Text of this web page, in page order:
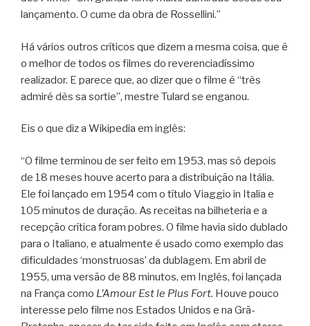
lançamento. O cume da obra de Rossellini.”
Há vários outros críticos que dizem a mesma coisa, que é
o melhor de todos os filmes do reverenciadíssimo
realizador. E parece que, ao dizer que o filme é “très
admiré dès sa sortie”, mestre Tulard se enganou.
Eis o que diz a Wikipedia em inglês:
“O filme terminou de ser feito em 1953, mas só depois
de 18 meses houve acerto para a distribuição na Itália.
Ele foi lançado em 1954 com o título Viaggio in Italia e
105 minutos de duração. As receitas na bilheteria e a
recepção crítica foram pobres. O filme havia sido dublado
para o Italiano, e atualmente é usado como exemplo das
dificuldades ‘monstruosas’ da dublagem. Em abril de
1955, uma versão de 88 minutos, em Inglês, foi lançada
na França como L’Amour Est le Plus Fort. Houve pouco
interesse pelo filme nos Estados Unidos e na Grã-